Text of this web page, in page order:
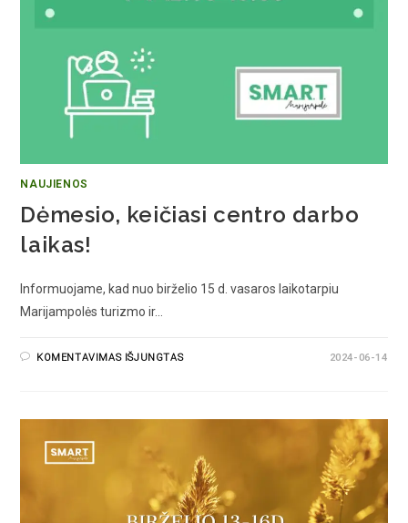
NAUJIENOS
Dėmesio, keičiasi centro darbo
laikas!
Informuojame, kad nuo birželio 15 d. vasaros laikotarpiu
Marijampolės turizmo ir…
KOMENTAVIMAS IŠJUNGTAS 2024-06-14